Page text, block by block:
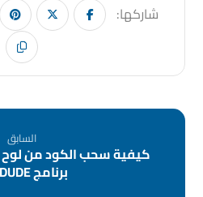
السابق
كيفية سحب الكود من لوح
برنامج AVRDUDE